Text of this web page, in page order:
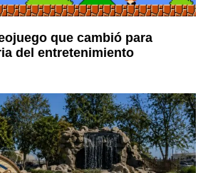
que cambió para
del entretenimiento